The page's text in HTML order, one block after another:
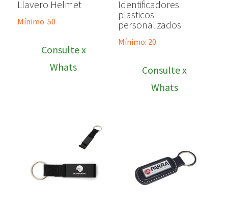
Llavero Helmet
Mínimo: 50
Consulte x
Whats
Identificadores
plasticos
personalizados
Mínimo: 20
Consulte x
Whats